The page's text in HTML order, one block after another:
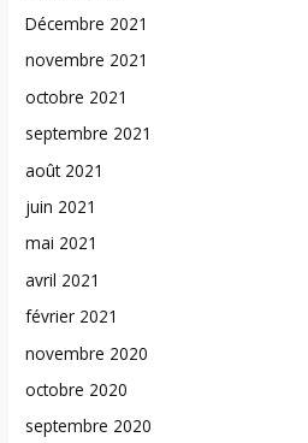
Décembre 2021
novembre 2021
octobre 2021
septembre 2021
août 2021
juin 2021
mai 2021
avril 2021
février 2021
novembre 2020
octobre 2020
septembre 2020